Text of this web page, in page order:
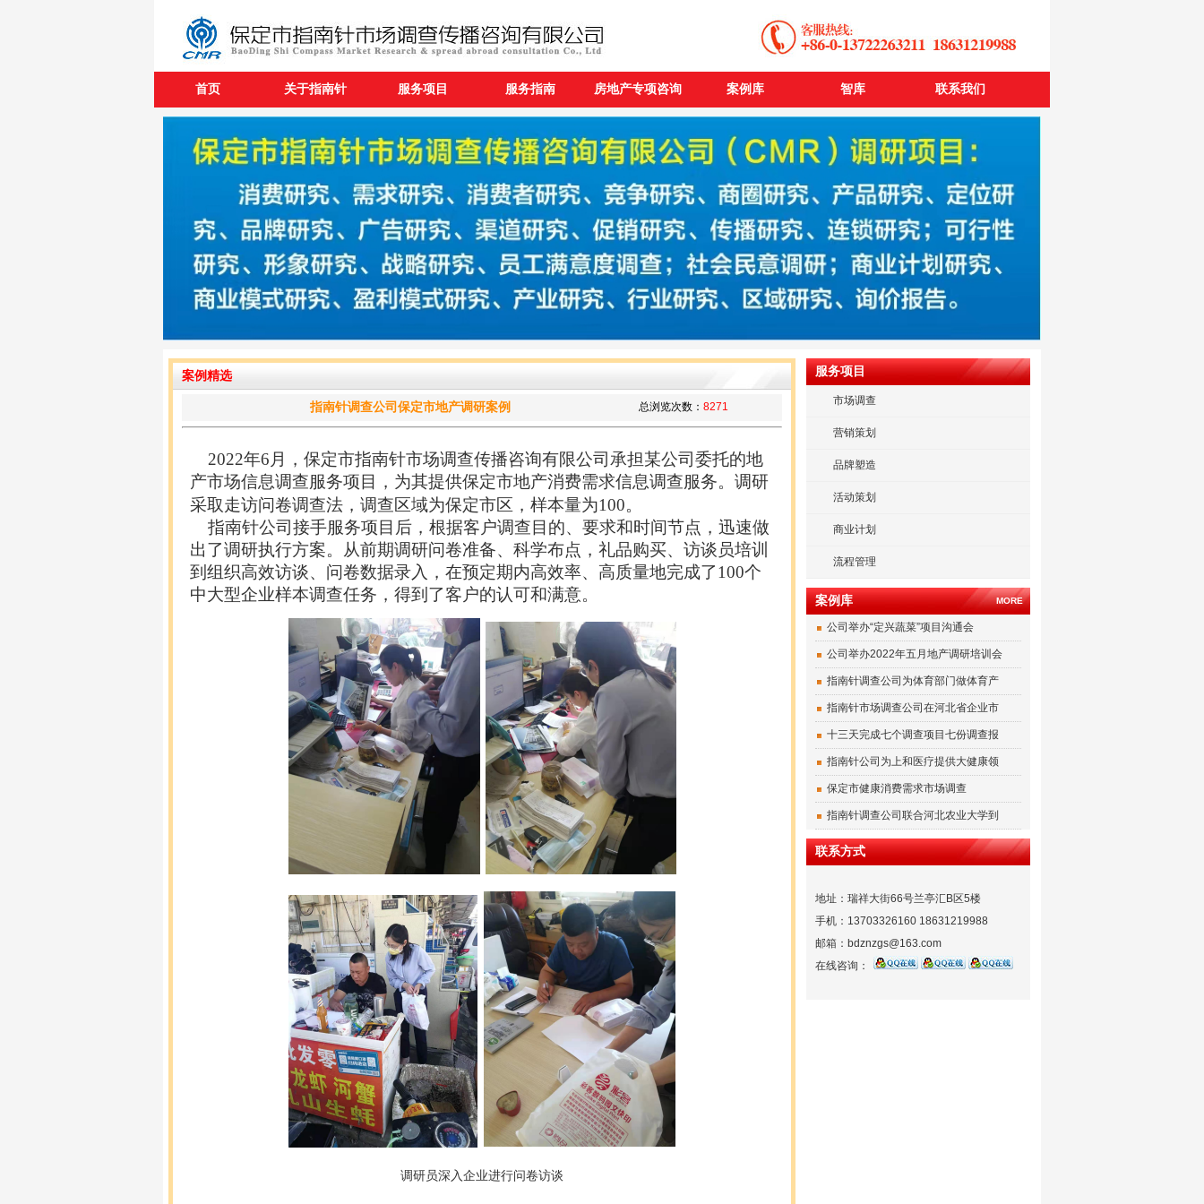
首页 关于指南针 服务项目 服务指南 房地产专项咨询 案例库 智库 联系我们
案例精选
指南针调查公司保定市地产调研案例 总浏览次数： 8271
2022年6 月，保定市指南针市场调查传播咨询有限公司承担某公司委托的地
产市场信息调查服务项目，为其提供保定市地产消费需求信息调查服务。调研
采取走访问卷调查法，调查区域为保定市区，样本量为100。
指南针公司接手服务项目后，根据客户调查目的、要求和时间节点，迅速做
出了调研执行方案。从前期调研问卷准备、科学布点，礼品购买、访谈员培训
到组织高效访谈、问卷数据录入，在预定期内高效率、高质量地完成了100个
中大型企业样本调查任务，得到了客户的认可和满意。
调研员深入企业进行问卷访谈
服务项目
市场调查
营销策划
品牌塑造
活动策划
商业计划
流程管理
案例库 MORE
公司举办“定兴蔬菜”项目沟通会
公司举办2022年五月地产调研培训会
指南针调查公司为体育部门做体育产
指南针市场调查公司在河北省企业市
十三天完成七个调查项目七份调查报
指南针公司为上和医疗提供大健康领
保定市健康消费需求市场调查
指南针调查公司联合河北农业大学到
联系方式
地址：瑞祥大街66号兰亭汇B区5楼
手机：13703326160 18631219988
邮箱：bdznzgs@163.com
在线咨询：